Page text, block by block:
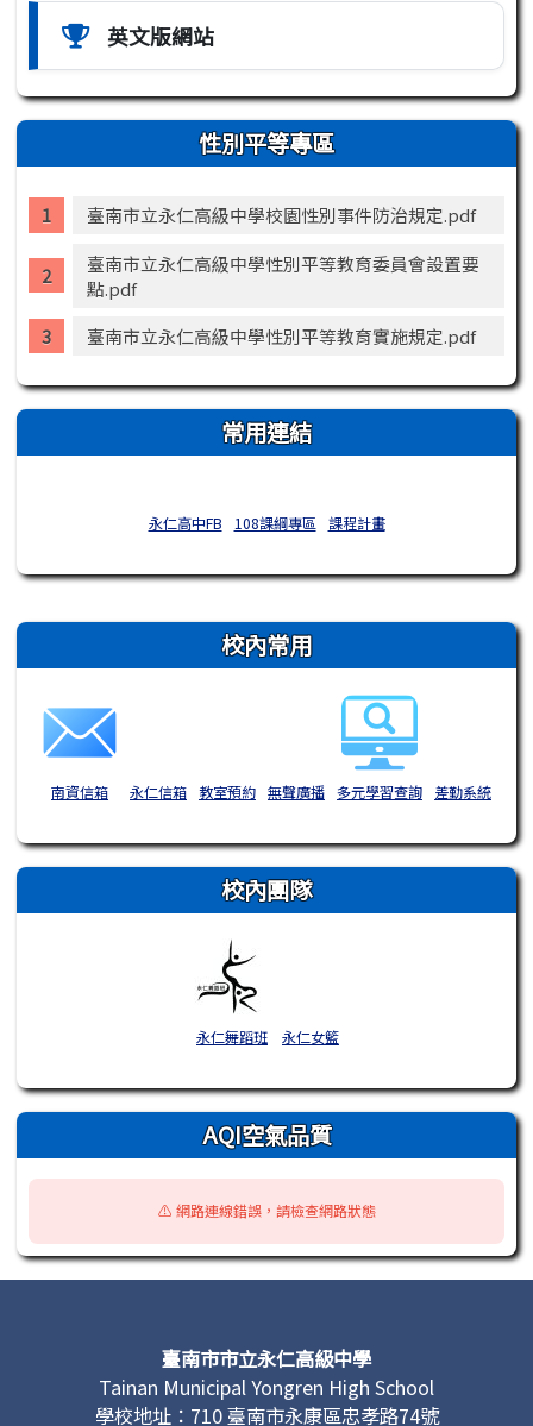
英文版網站
性別平等專區
臺南市立永仁高級中學校園性別事件防治規定.pdf
臺南市立永仁高級中學性別平等教育委員會設置要
點.pdf
臺南市立永仁高級中學性別平等教育實施規定.pdf
常用連結
永仁高中FB 108課綱專區 課程計畫
右邊區域內容 校內常用
南資信箱 永仁信箱 教室預約 無聲廣播 多元學習查詢 差勤系統
校內團隊
永仁舞蹈班 永仁女籃
AQI空氣品質
⚠️ 網路連線錯誤，請檢查網路狀態
臺南市市立永仁高級中學
Tainan Municipal Yongren High School
學校地址：710 臺南市永康區忠孝路74號